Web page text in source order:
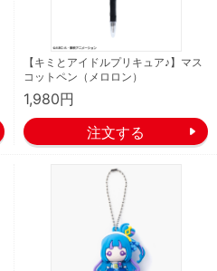
【キミとアイドルプリキュア♪】マス
コットペン（メロロン）
1,980円